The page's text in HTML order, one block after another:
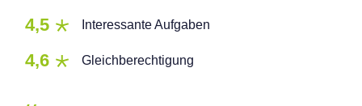
4,5 Interessante Aufgaben
4,6 Gleichberechtigung